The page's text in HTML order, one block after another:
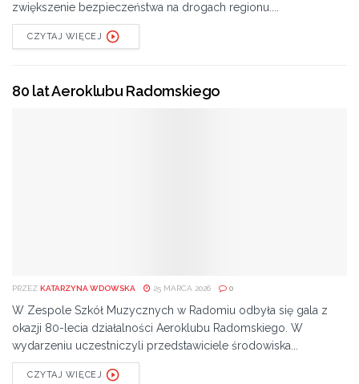
zwiększenie bezpieczeństwa na drogach regionu....
CZYTAJ WIĘCEJ
80 lat Aeroklubu Radomskiego
PRZEZ KATARZYNA WDOWSKA 25 MARCA 2026 0
W Zespole Szkół Muzycznych w Radomiu odbyła się gala z
okazji 80-lecia działalności Aeroklubu Radomskiego. W
wydarzeniu uczestniczyli przedstawiciele środowiska...
CZYTAJ WIĘCEJ